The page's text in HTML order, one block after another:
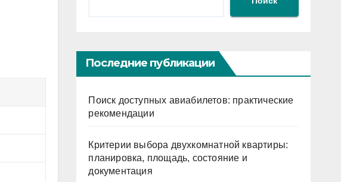
Последние публикации
Поиск доступных авиабилетов: практические
рекомендации
Критерии выбора двухкомнатной квартиры:
планировка, площадь, состояние и
документация